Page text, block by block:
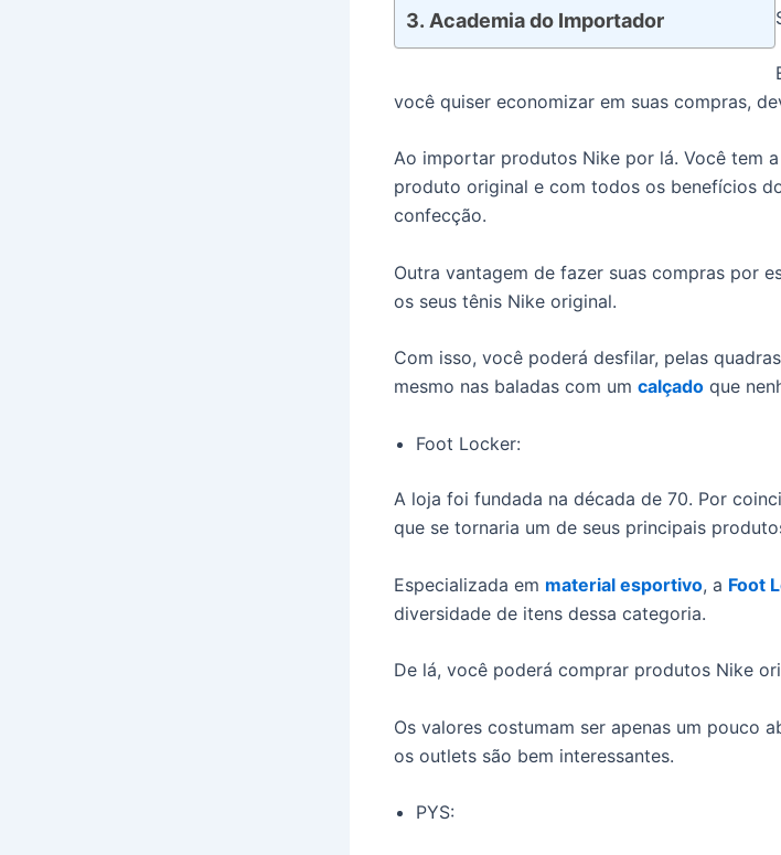
Academia do Importador
você quiser economizar em suas compras,
Ao importar produtos Nike por lá. Você tem
produto original e com todos os benefícios
confecção.
Outra vantagem de fazer suas compras por
os seus tênis Nike original.
Com isso, você poderá desfilar, pelas
mesmo nas baladas com um calçado que
Foot Locker:
A loja foi fundada na década de 70. Por
que se tornaria um de seus principais
Especializada em material esportivo, a Foot
diversidade de itens dessa categoria.
De lá, você poderá comprar produtos Nike
Os valores costumam ser apenas um pouco
os outlets são bem interessantes.
PYS: